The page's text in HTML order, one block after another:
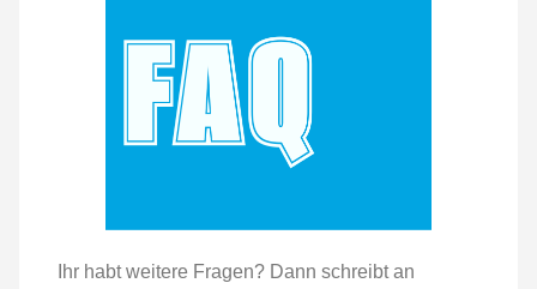
Ihr habt weitere Fragen? Dann schreibt an